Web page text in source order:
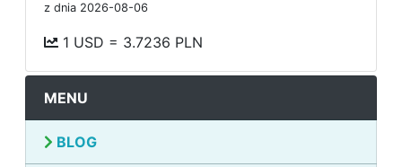
z dnia 2026-08-06
1 USD = 3.7236 PLN
MENU
BLOG